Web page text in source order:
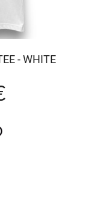
- WHITE